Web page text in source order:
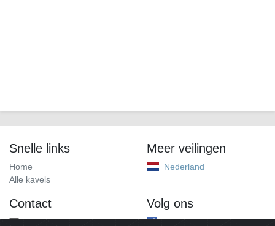
Snelle links
Home
Alle kavels
Meer veilingen
Nederland
Contact
info@alleveilingen.net
Volg ons
Facebook